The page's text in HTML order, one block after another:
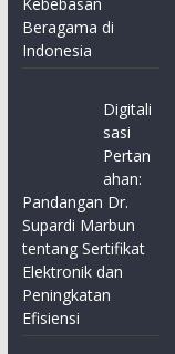
Beragama di
Indonesia
Digitali
sasi
Pertan
ahan:
Pandangan Dr.
Supardi Marbun
tentang Sertifikat
Elektronik dan
Peningkatan
Efisiensi